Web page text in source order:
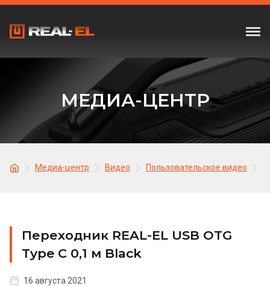
МЕДИА-ЦЕНТР
Медиа-центр Видео Пользовательское видео
Переходник REAL-EL USB OTG
Type C 0,1 м Black
16 августа 2021